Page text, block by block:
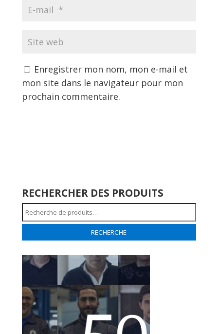
Enregistrer mon nom, mon e-mail et
mon site dans le navigateur pour mon
prochain commentaire.
RECHERCHER DES PRODUITS
Recherche
pour :
RECHERCHE